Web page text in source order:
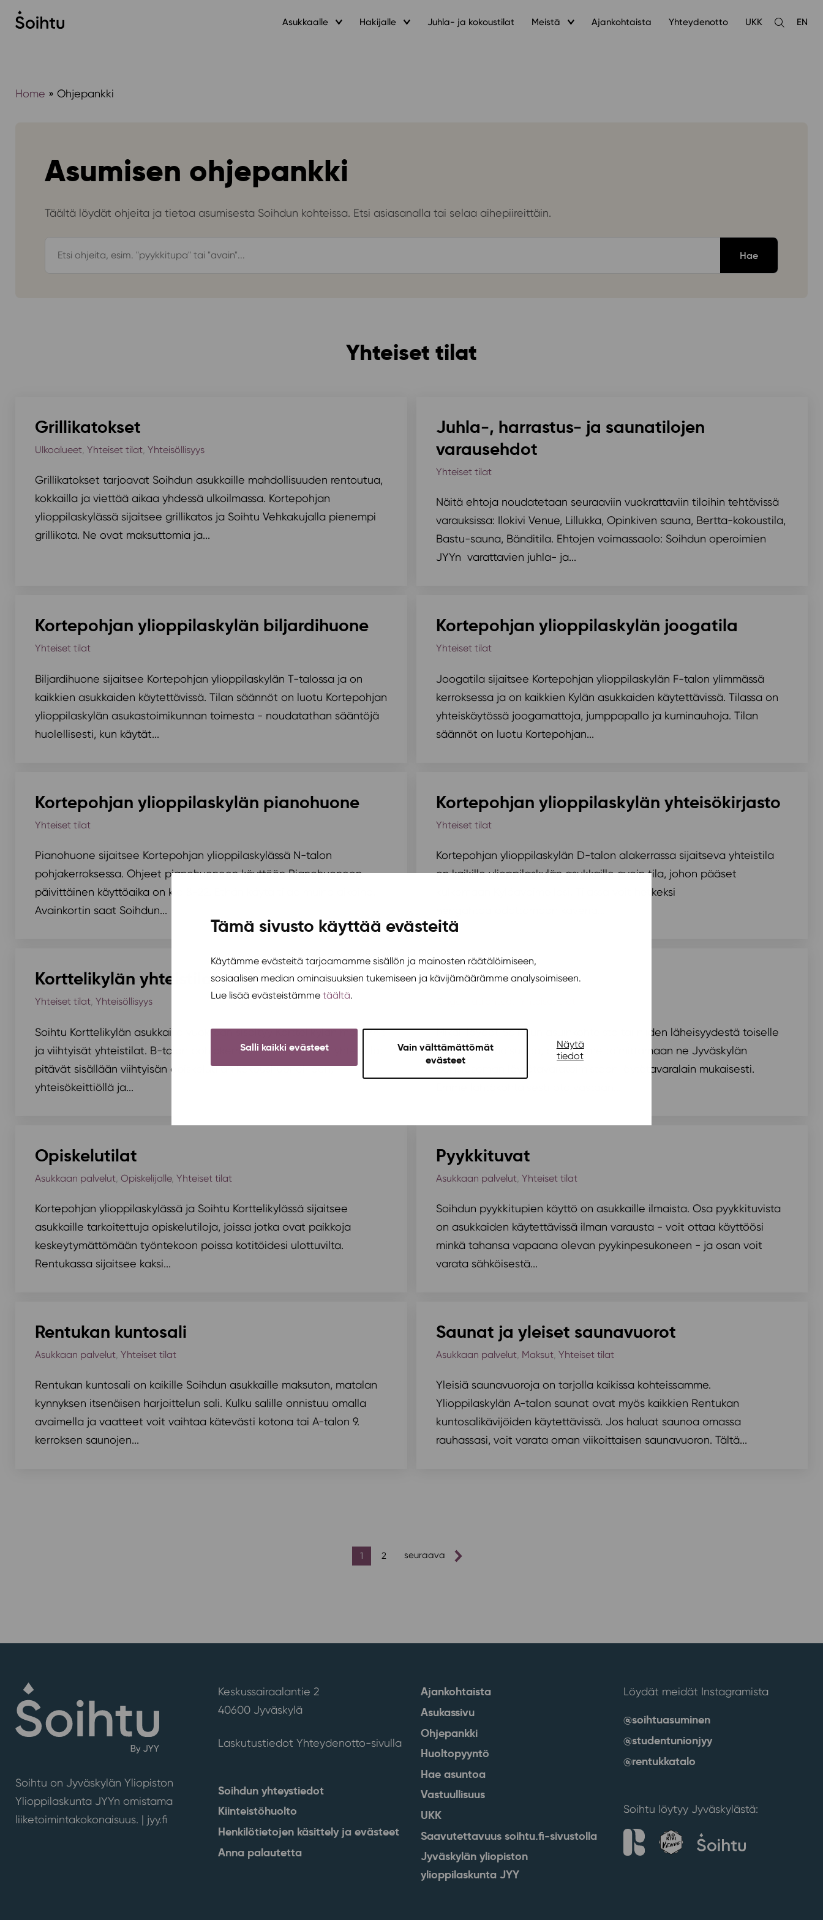
Tämä sivusto käyttää evästeitä
Käytämme evästeitä tarjoamamme sisällön ja mainosten räätälöimiseen,
sosiaalisen median ominaisuuksien tukemiseen ja kävijämäärämme analysoimiseen.
Lue lisää evästeistämme täältä.
Salli kaikki evästeet
Vain välttämättömät
evästeet
Näytä
tiedot
Siirry
sisältöön
Asukkaalle Hakijalle Juhla- ja kokoustilat Meistä Ajankohtaista Yhteydenotto UKK
Avaa
EN
Home » Ohjepankki
Asumisen ohjepankki
Täältä löydät ohjeita ja tietoa asumisesta Soihdun kohteissa. Etsi asiasanalla tai selaa aihepiireittäin.
ohjepankista
Yhteiset tilat
Grillikatokset
Ulkoalueet, Yhteiset tilat, Yhteisöllisyys
Grillikatokset tarjoavat Soihdun asukkaille mahdollisuuden rentoutua,
kokkailla ja viettää aikaa yhdessä ulkoilmassa. Kortepohjan
ylioppilaskylässä sijaitsee grillikatos ja Soihtu Vehkakujalla pienempi
grillikota. Ne ovat maksuttomia ja...
Juhla-, harrastus- ja saunatilojen
varausehdot
Yhteiset tilat
Näitä ehtoja noudatetaan seuraaviin vuokrattaviin tiloihin tehtävissä
varauksissa: Ilokivi Venue, Lillukka, Opinkiven sauna, Bertta-kokoustila,
Bastu-sauna, Bänditila. Ehtojen voimassaolo: Soihdun operoimien
JYYn varattavien juhla- ja...
Kortepohjan ylioppilaskylän biljardihuone
Yhteiset tilat
Biljardihuone sijaitsee Kortepohjan ylioppilaskylän T-talossa ja on
kaikkien asukkaiden käytettävissä. Tilan säännöt on luotu Kortepohjan
ylioppilaskylän asukastoimikunnan toimesta - noudatathan sääntöjä
huolellisesti, kun käytät...
Kortepohjan ylioppilaskylän joogatila
Yhteiset tilat
Joogatila sijaitsee Kortepohjan ylioppilaskylän F-talon ylimmässä
kerroksessa ja on kaikkien Kylän asukkaiden käytettävissä. Tilassa on
yhteiskäytössä joogamattoja, jumppapallo ja kuminauhoja. Tilan
säännöt on luotu Kortepohjan...
Kortepohjan ylioppilaskylän pianohuone
Yhteiset tilat
Pianohuone sijaitsee Kortepohjan ylioppilaskylässä N-talon
pohjakerroksessa. Ohjeet pianohuoneen käyttöön Pianohuoneen
päivittäinen käyttöaika on klo 8-22. Ethän käytä tilaa muina aikoina.
Avainkortin saat Soihdun...
Kortepohjan ylioppilaskylän yhteisökirjasto
Yhteiset tilat
Kortepohjan ylioppilaskylän D-talon alakerrassa sijaitseva yhteistila
on kaikille ylioppilaskylän asukkaille avoin tila, johon pääset
kulkemaan Kyläavaimellasi. Tilassa voit hetkeksi
Korttelikylän yhteistilat
Yhteiset tilat, Yhteisöllisyys
Soihtu Korttelikylän asukkailla vuokraan sisältyy Korttelikylän modernit
ja viihtyisät yhteistilat. B-talon pohjakerroksessa sijaitsevat yhteistilat
pitävät sisällään viihtyisän opiskelutilan kokoushuoneineen,
yhteisökeittiöllä ja...
Löytötavarat
Mikäli löydät Soihdun asuinkohteista tai niiden läheisyydestä toiselle
kuuluvaa omaisuutta, pyydämme toimittamaan ne Jyväskylän
poliisiaseman löytötavaratoimistoon löytötavaralain mukaisesti.
Opiskelutilat
Asukkaan palvelut, Opiskelijalle, Yhteiset tilat
Kortepohjan ylioppilaskylässä ja Soihtu Korttelikylässä sijaitsee
asukkaille tarkoitettuja opiskelutiloja, joissa jotka ovat paikkoja
keskeytymättömään työntekoon poissa kotitöidesi ulottuvilta.
Rentukassa sijaitsee kaksi...
Pyykkituvat
Asukkaan palvelut, Yhteiset tilat
Soihdun pyykkitupien käyttö on asukkaille ilmaista. Osa pyykkituvista
on asukkaiden käytettävissä ilman varausta - voit ottaa käyttöösi
minkä tahansa vapaana olevan pyykinpesukoneen - ja osan voit
varata sähköisestä...
Rentukan kuntosali
Asukkaan palvelut, Yhteiset tilat
Rentukan kuntosali on kaikille Soihdun asukkaille maksuton, matalan
kynnyksen itsenäisen harjoittelun sali. Kulku salille onnistuu omalla
avaimella ja vaatteet voit vaihtaa kätevästi kotona tai A-talon 9.
kerroksen saunojen...
Saunat ja yleiset saunavuorot
Asukkaan palvelut, Maksut, Yhteiset tilat
Yleisiä saunavuoroja on tarjolla kaikissa kohteissamme.
Ylioppilaskylän A-talon saunat ovat myös kaikkien Rentukan
kuntosalikävijöiden käytettävissä. Jos haluat saunoa omassa
rauhassasi, voit varata oman viikoittaisen saunavuoron. Tältä...
1 2 seuraava
Soihtu on Jyväskylän Yliopiston
Ylioppilaskunta JYYn omistama
liiketoimintakokonaisuus. | jyy.fi
Keskussairaalantie 2
40600 Jyväskylä
Laskutustiedot Yhteydenotto-sivulla
Soihdun yhteystiedot
Kiinteistöhuolto
Henkilötietojen käsittely ja evästeet
Anna palautetta
Ajankohtaista
Asukassivu
Ohjepankki
Huoltopyyntö
Hae asuntoa
Vastuullisuus
UKK
Saavutettavuus soihtu.fi-sivustolla
Jyväskylän yliopiston
ylioppilaskunta JYY
Löydät meidät Instagramista
@soihtuasuminen
@studentunionjyy
@rentukkatalo
Soihtu löytyy Jyväskylästä: